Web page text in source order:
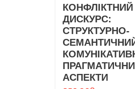
КОНФЛІКТНИЙ
ДИСКУРС:
СТРУКТУРНО-
АСПЕКТИ